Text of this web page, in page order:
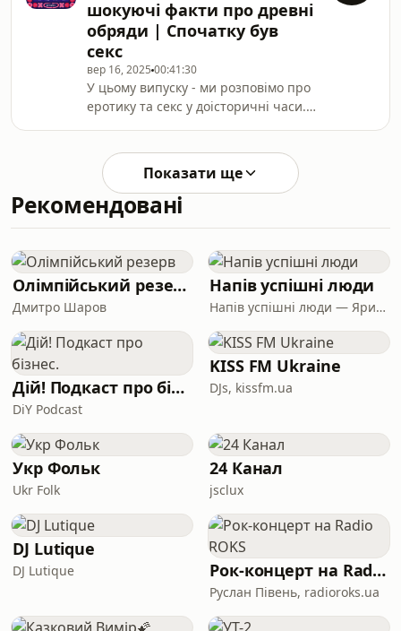
автори створили образ амазонок і
чому він так міцно вкорінився у
нашій уяві про степових воїнів? Чи
справді жінки-воїтельки були
частиною скіфського світу?Разом ми
зануримося у скіфське мистецтво й
археолог
шокуючі факти про древні
обряди | Спочатку був
секс
вер 16, 2025 00:41:30
У цьому випуску - ми розповімо про
еротику та секс у доісторичні часи.
доби? Чому важливі зображення
сексу на стародавніх ідолах та
стелах? Як стародавні культури
трактували сексуальність і які
ритуалами?Сьогодні в гостях -
Віталій Васильович Орощенко,
доктор історичних наук, професор,
завідувач відділу а
Показати ще
Рекомендовані
Олімпійський резерв
Дмитро Шаров
Напів успішні люди
Напів успішні люди — Ярина Біла та Оксана Каленченко
Дій! Подкаст про бізнес.
DiY Podcast
KISS FM Ukraine
DJs, kissfm.ua
Укр Фольк
Ukr Folk
24 Канал
jsclux
DJ Lutique
DJ Lutique Рок-концерт на Radio ROKS
Руслан Півень, radioroks.ua